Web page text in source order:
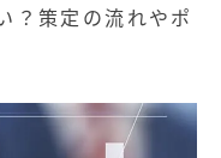
？策定の流れやポ